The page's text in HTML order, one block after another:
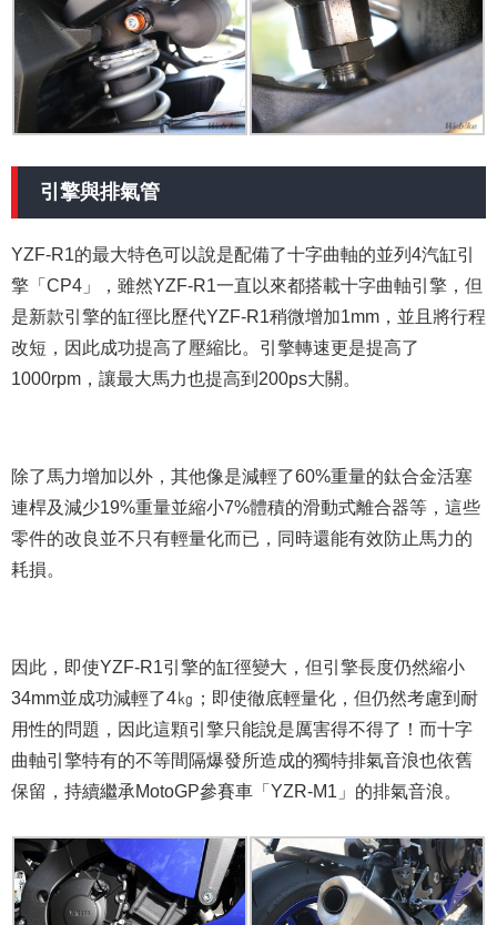
引擎與排氣管
YZF-R1的最大特色可以說是配備了十字曲軸的並列4汽缸引
擎「CP4」，雖然YZF-R1一直以來都搭載十字曲軸引擎，但
是新款引擎的缸徑比歷代YZF-R1稍微增加1mm，並且將行程
改短，因此成功提高了壓縮比。引擎轉速更是提高了
1000rpm，讓最大馬力也提高到200ps大關。
除了馬力增加以外，其他像是減輕了60%重量的鈦合金活塞
連桿及減少19%重量並縮小7%體積的滑動式離合器等，這些
零件的改良並不只有輕量化而已，同時還能有效防止馬力的
耗損。
因此，即使YZF-R1引擎的缸徑變大，但引擎長度仍然縮小
34mm並成功減輕了4㎏；即使徹底輕量化，但仍然考慮到耐
用性的問題，因此這顆引擎只能說是厲害得不得了！而十字
曲軸引擎特有的不等間隔爆發所造成的獨特排氣音浪也依舊
保留，持續繼承MotoGP參賽車「YZR-M1」的排氣音浪。